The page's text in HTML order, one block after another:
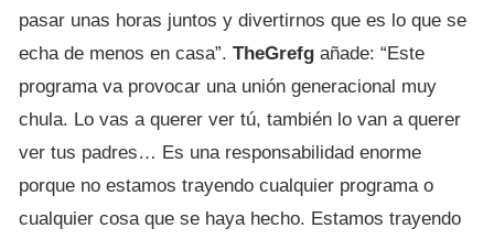
pasar unas horas juntos y divertirnos que es lo que se
echa de menos en casa”. TheGrefg añade: “Este
programa va provocar una unión generacional muy
chula. Lo vas a querer ver tú, también lo van a querer
ver tus padres… Es una responsabilidad enorme
porque no estamos trayendo cualquier programa o
cualquier cosa que se haya hecho. Estamos trayendo